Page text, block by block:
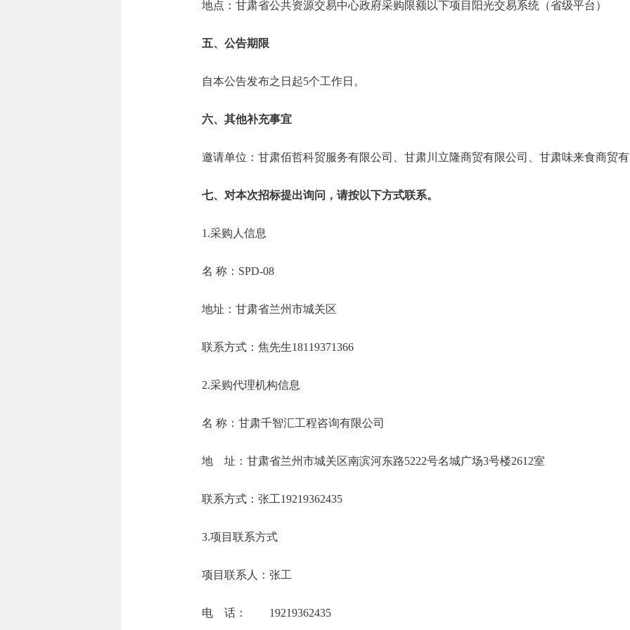
地点：甘肃省公共资源交易中心政府采购限额以下项目阳光交易系统（省级平台）
五、公告期限
自本公告发布之日起5个工作日。
六、其他补充事宜
邀请单位：甘肃佰哲科贸服务有限公司、甘肃川立隆商贸有限公司、甘肃味来食商贸
七、对本次招标提出询问，请按以下方式联系。
1.采购人信息
名 称：SPD-08
地址：甘肃省兰州市城关区
联系方式：焦先生18119371366
2.采购代理机构信息
名 称：甘肃千智汇工程咨询有限公司
地 址：甘肃省兰州市城关区南滨河东路5222号名城广场3号
联系方式：张工19219362435
3.项目联系方式
项目联系人：张工
电 话： 19219362435